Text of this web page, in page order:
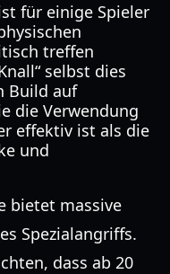
für einige Spieler
treffen
selbst dies
Build auf
die Verwendung
effektiv ist als die
und
bietet massive
Spezialangriffs.
dass ab 20